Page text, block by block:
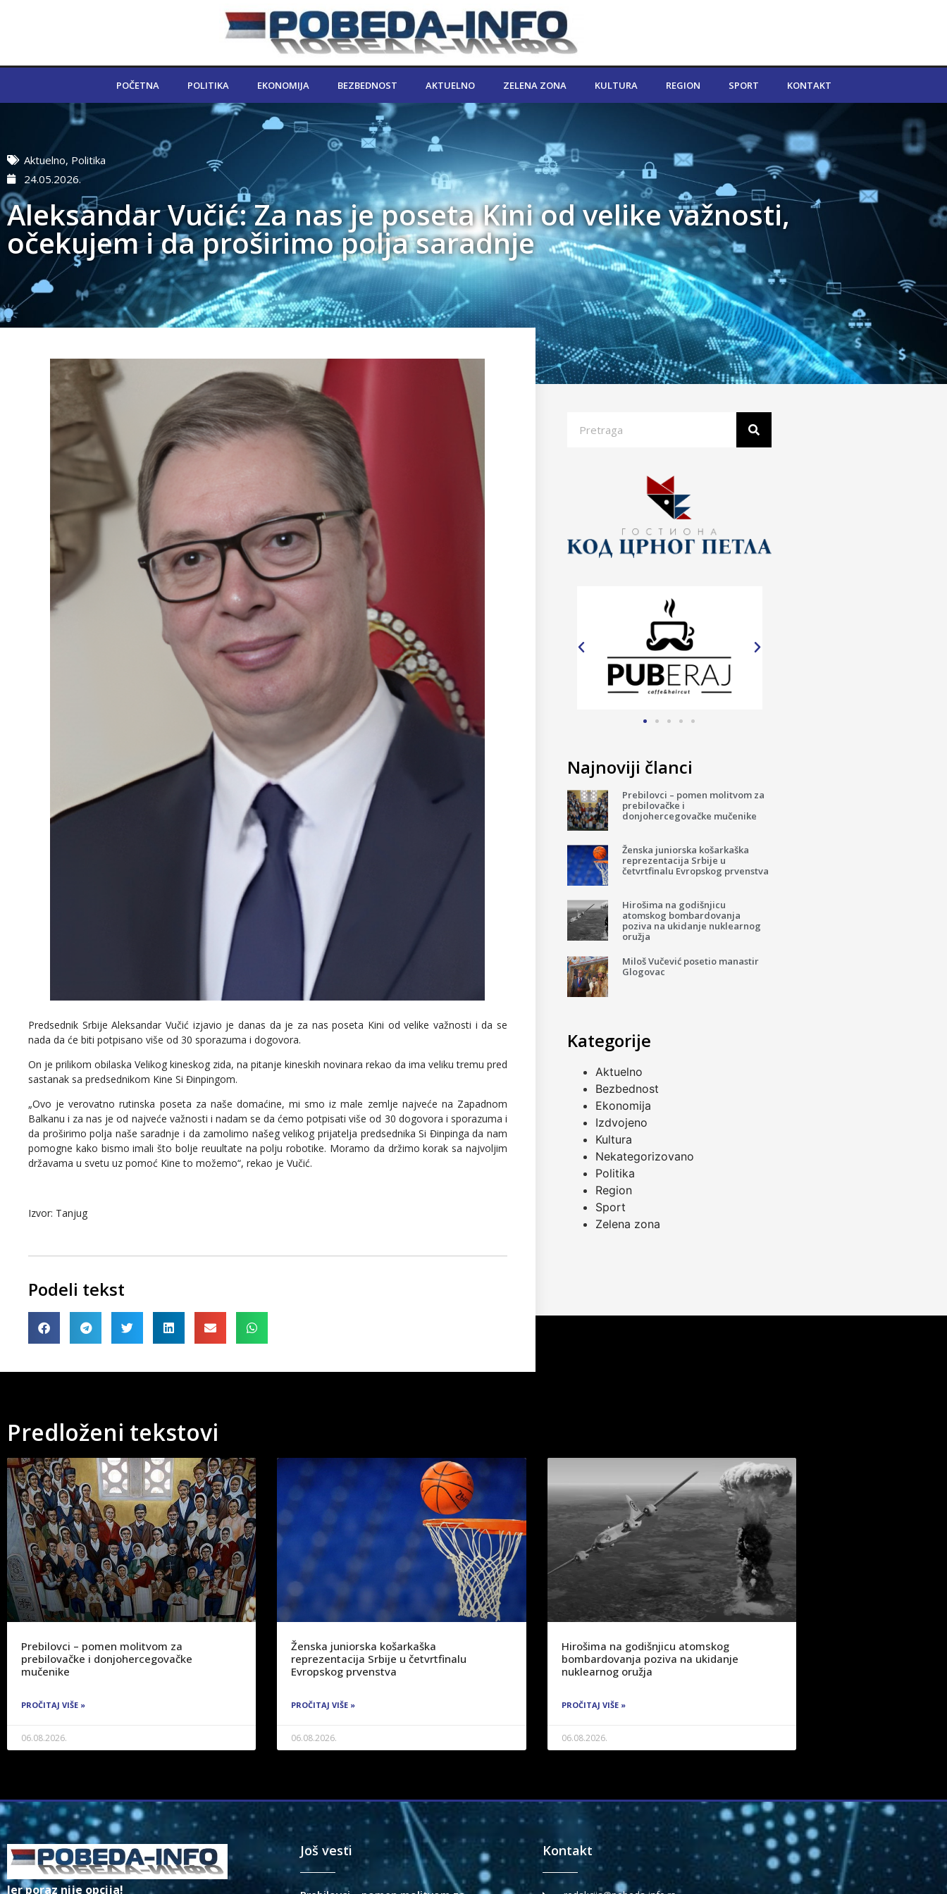
POČETNA POLITIKA EKONOMIJA BEZBEDNOST AKTUELNO ZELENA ZONA KULTURA REGION SPORT KONTAKT
Aktuelno, Politika
24.05.2026.
Aleksandar Vučić: Za nas je poseta Kini od velike važnosti,
očekujem i da proširimo polja saradnje
Predsednik Srbije Aleksandar Vučić izjavio je danas da je za nas poseta Kini od velike važnosti i da se
nada da će biti potpisano više od 30 sporazuma i dogovora.
On je prilikom obilaska Velikog kineskog zida, na pitanje kineskih novinara rekao da ima veliku tremu pred
sastanak sa predsednikom Kine Si Đinpingom.
„Ovo je verovatno rutinska poseta za naše domaćine, mi smo iz male zemlje najveće na Zapadnom
Balkanu i za nas je od najveće važnosti i nadam se da ćemo potpisati više od 30 dogovora i sporazuma i
da proširimo polja naše saradnje i da zamolimo našeg velikog prijatelja predsednika Si Đinpinga da nam
pomogne kako bismo imali što bolje reuultate na polju robotike. Moramo da držimo korak sa najvoljim
državama u svetu uz pomoć Kine to možemo“, rekao je Vučić.
Izvor: Tanjug
Podeli tekst
Najnoviji članci
Prebilovci – pomen molitvom za
prebilovačke i
donjohercegovačke mučenike
Ženska juniorska košarkaška
reprezentacija Srbije u
četvrtfinalu Evropskog prvenstva
Hirošima na godišnjicu
atomskog bombardovanja
poziva na ukidanje nuklearnog
oružja
Miloš Vučević posetio manastir
Glogovac
Kategorije
Aktuelno
Bezbednost
Ekonomija
Izdvojeno
Kultura
Nekategorizovano
Politika
Region
Sport
Zelena zona
Predloženi tekstovi
Prebilovci – pomen molitvom za
prebilovačke i donjohercegovačke
mučenike
PROČITAJ VIŠE »
06.08.2026.
Ženska juniorska košarkaška
reprezentacija Srbije u četvrtfinalu
Evropskog prvenstva
PROČITAJ VIŠE »
06.08.2026.
Hirošima na godišnjicu atomskog
bombardovanja poziva na ukidanje
nuklearnog oružja
PROČITAJ VIŠE »
06.08.2026.
Jer poraz nije opcija!
Još vesti Kontakt